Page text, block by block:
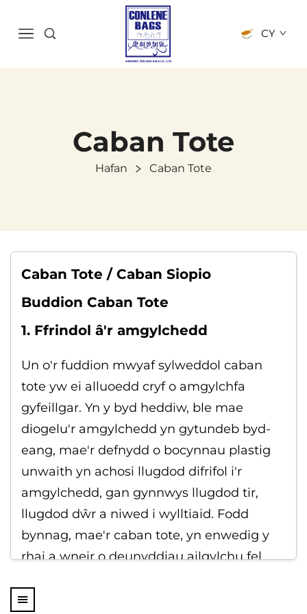
CY
Caban Tote
Hafan Caban Tote
Caban Tote / Caban Siopio
Buddion Caban Tote
1. Ffrindol â'r amgylchedd
Un o'r fuddion mwyaf sylweddol caban
tote yw ei alluoedd cryf o amgylchfa
gyfeillgar. Yn y byd heddiw, ble mae
diogelu'r amgylchedd yn gytundeb byd-
eang, mae'r defnydd o bocynnau plastig
unwaith yn achosi llugdod difrifol i'r
amgylchedd, gan gynnwys llugdod tir,
llugdod dŵr a niwed i wylltiaid. Fodd
bynnag, mae'r caban tote, yn enwedig y
rhai a wneir o deunyddiau ailgylchu fel
wyro neu polyester ailgylchu, yn cynnig ar